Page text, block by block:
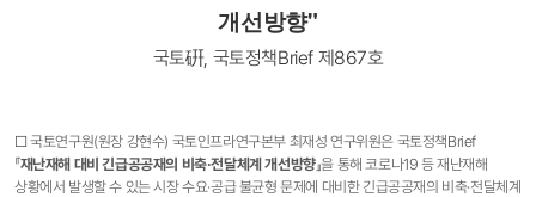
개선방향"
국토硏, 국토정책Brief 제867호
□ 국토연구원(원장 강현수) 국토인프라연구본부 최재성 연구위원은 국토정책Brief
『재난재해 대비 긴급공공재의 비축·전달체계 개선방향』을 통해 코로나19 등 재난재해
상황에서 발생할 수 있는 시장 수요·공급 불균형 문제에 대비한 긴급공공재의 비축·전달체계